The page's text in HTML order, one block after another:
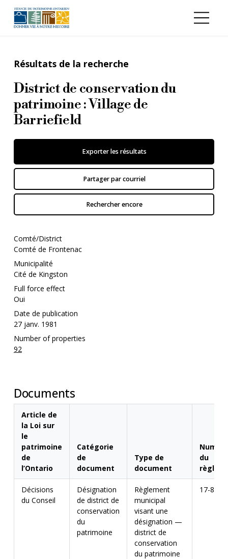
Résultats de la recherche
District de conservation du
patrimoine : Village de
Barriefield
Exporter les résultats
Partager par courriel
Rechercher encore
Comté/District
Comté de Frontenac
Municipalité
Cité de Kingston
Full force effect
Oui
Date de publication
27 janv. 1981
Number of properties
92
Documents
Article de
la Loi sur
le
patrimoine
de
l’Ontario
Catégorie
de
document
Type de
document
du
Décisions
du Conseil
Désignation
de district de
conservation
du
patrimoine
Règlement
municipal
visant une
désignation —
district de
conservation
du patrimoine
17-80